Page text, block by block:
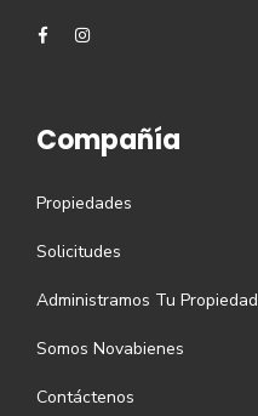
Compañía
Propiedades
Solicitudes
Administramos Tu Propiedad
Somos Novabienes
Contáctenos